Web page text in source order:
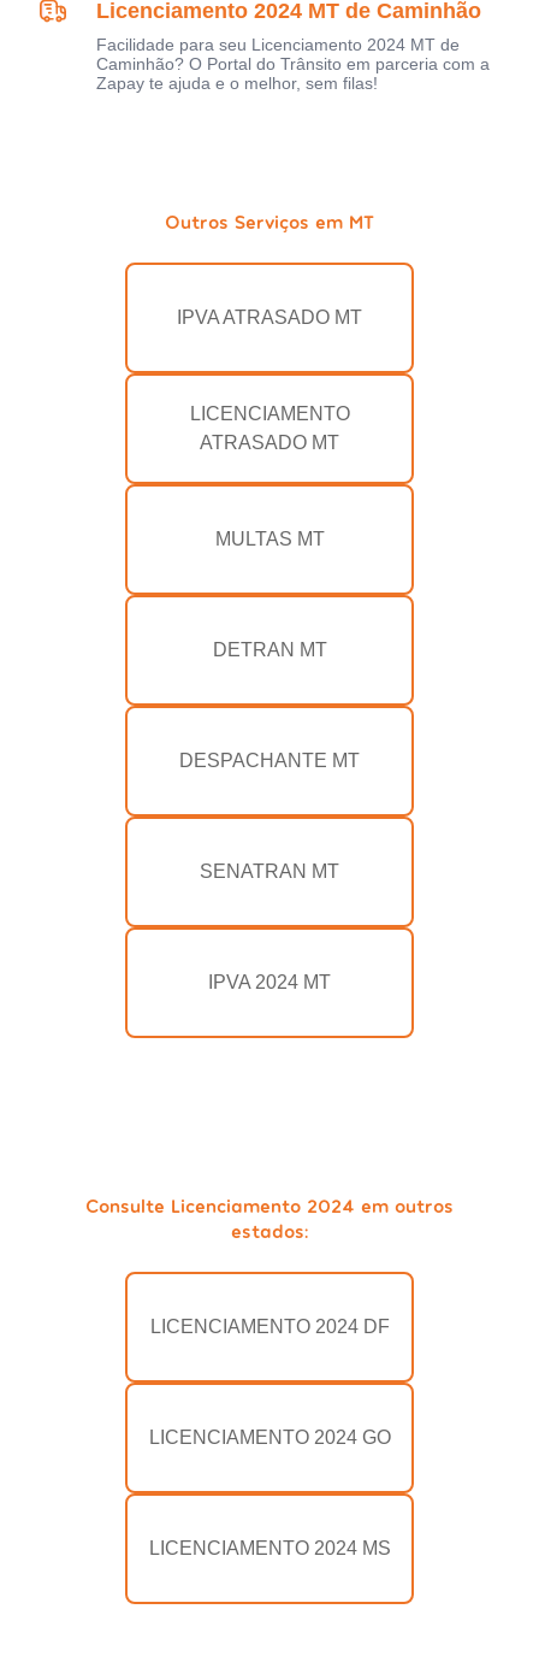
Licenciamento 2024 MT de Caminhão
Facilidade para seu Licenciamento 2024 MT de
Caminhão? O Portal do Trânsito em parceria com a
Zapay te ajuda e o melhor, sem filas!
Outros Serviços em MT
IPVA ATRASADO MT
LICENCIAMENTO
ATRASADO MT
MULTAS MT
DETRAN MT
DESPACHANTE MT
SENATRAN MT
IPVA 2024 MT
Consulte Licenciamento 2024 em outros
estados:
LICENCIAMENTO 2024 DF
LICENCIAMENTO 2024 GO
LICENCIAMENTO 2024 MS